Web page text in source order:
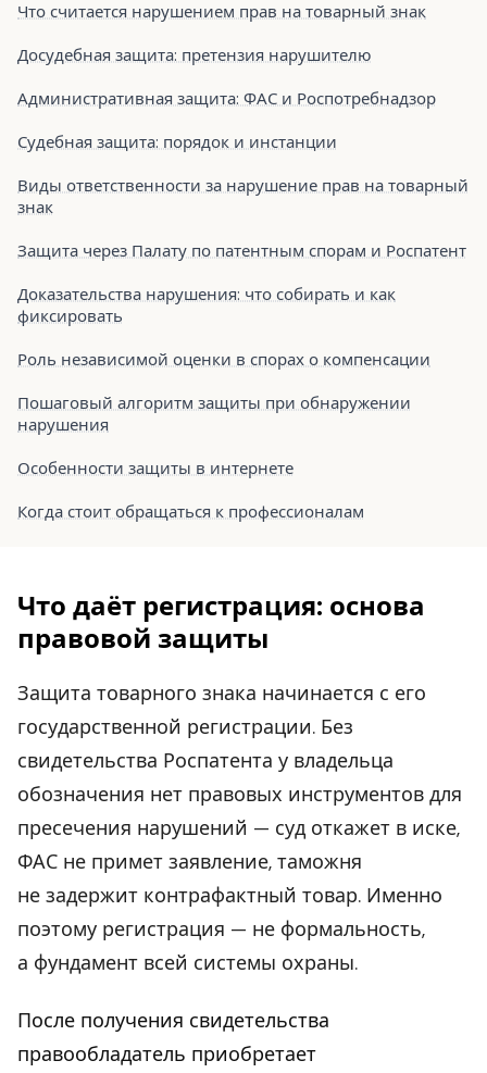
Что считается нарушением прав на товарный знак
Досудебная защита: претензия нарушителю
Административная защита: ФАС и Роспотребнадзор
Судебная защита: порядок и инстанции
Виды ответственности за нарушение прав на товарный
знак
Защита через Палату по патентным спорам и Роспатент
Доказательства нарушения: что собирать и как
фиксировать
Роль независимой оценки в спорах о компенсации
Пошаговый алгоритм защиты при обнаружении
нарушения
Особенности защиты в интернете
Когда стоит обращаться к профессионалам
Что даёт регистрация: основа
правовой защиты
Защита товарного знака начинается с его
государственной регистрации. Без
свидетельства Роспатента у владельца
обозначения нет правовых инструментов для
пресечения нарушений — суд откажет в иске,
ФАС не примет заявление, таможня
не задержит контрафактный товар. Именно
поэтому регистрация — не формальность,
а фундамент всей системы охраны.
После получения свидетельства
правообладатель приобретает